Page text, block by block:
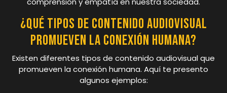
¿Qué tipos de contenido audiovisual
promueven la conexión humana?
Existen diferentes tipos de contenido audiovisual que
promueven la conexión humana. Aquí te presento
algunos ejemplos: